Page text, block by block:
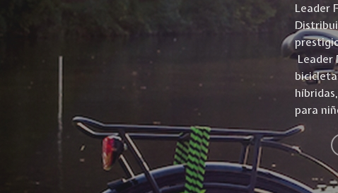
Leader
Leader
para